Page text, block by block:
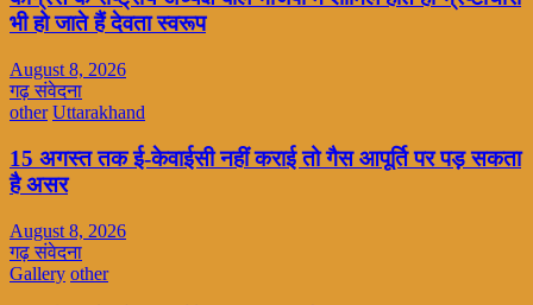
भी हो जाते हैं देवता स्वरूप
August 8, 2026
गढ़ संवेदना
other Uttarakhand
15 अगस्त तक ई-केवाईसी नहीं कराई तो गैस आपूर्ति पर पड़ सकता
है असर
August 8, 2026
गढ़ संवेदना
Gallery other